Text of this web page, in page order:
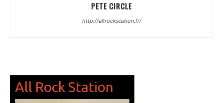
PETE CIRCLE
http://allrockstation.fr/